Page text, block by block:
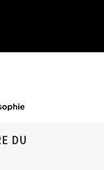
DU